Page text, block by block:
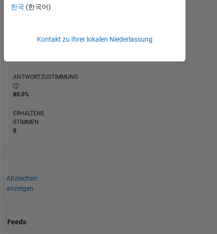
0
ANTWORTZUSTIMMUNG
80.0%
ERHALTENE
STIMMEN
0
Abzeichen
anzeigen
Feeds
한국 (한국어)
Kontakt zu Ihrer lokalen Niederlassung